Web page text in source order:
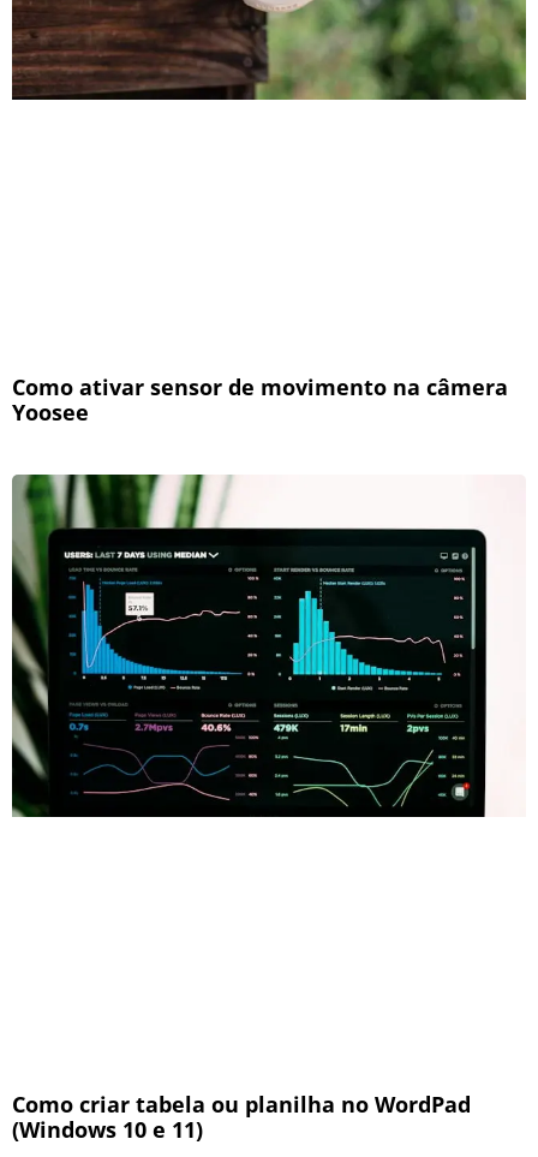
Como ativar sensor de movimento na câmera
Yoosee
Como criar tabela ou planilha no WordPad
(Windows 10 e 11)